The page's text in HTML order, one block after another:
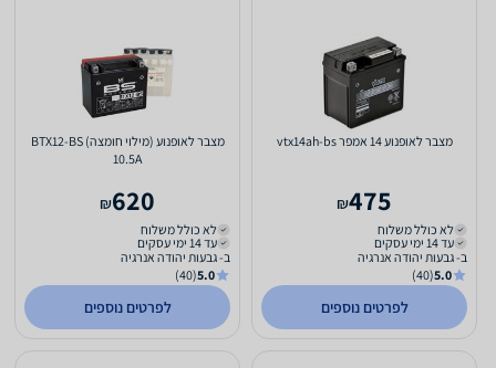
מצבר לאופנוע 14 אמפר vtx14ah-bs
475
₪
לא כולל משלוח
עד 14 ימי עסקים
ב- גבעות יהודה אנרגיה
5.0
(40)
לפרטים נוספים
מצבר לאופנוע (מילוי חומצה) BTX12-BS
10.5A
620
₪
לא כולל משלוח
עד 14 ימי עסקים
ב- גבעות יהודה אנרגיה
5.0
(40)
לפרטים נוספים